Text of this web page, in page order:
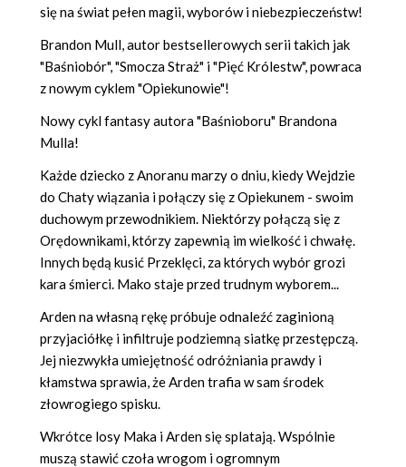
się na świat pełen magii, wyborów i niebezpieczeństw!
Brandon Mull, autor bestsellerowych serii takich jak
"Baśniobór", "Smocza Straż" i "Pięć Królestw", powraca
z nowym cyklem "Opiekunowie"!
Nowy cykl fantasy autora "Baśnioboru" Brandona
Mulla!
Każde dziecko z Anoranu marzy o dniu, kiedy Wejdzie
do Chaty wiązania i połączy się z Opiekunem - swoim
duchowym przewodnikiem. Niektórzy połączą się z
Orędownikami, którzy zapewnią im wielkość i chwałę.
Innych będą kusić Przeklęci, za których wybór grozi
kara śmierci. Mako staje przed trudnym wyborem...
Arden na własną rękę próbuje odnaleźć zaginioną
przyjaciółkę i infiltruje podziemną siatkę przestępczą.
Jej niezwykła umiejętność odróżniania prawdy i
kłamstwa sprawia, że Arden trafia w sam środek
złowrogiego spisku.
Wkrótce losy Maka i Arden się splatają. Wspólnie
muszą stawić czoła wrogom i ogromnym